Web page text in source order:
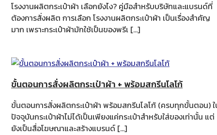
โรงงานผลิตกระเป๋าผ้า เลือกยังไง? คู่มือสำหรับบริษัทและแบรนด์ที่
ต้องการสั่งผลิต การเลือก โรงงานผลิตกระเป๋าผ้า เป็นเรื่องสำคัญ
มาก เพราะกระเป๋าผ้ามักใช้เป็นของพรีเ […]
ขั้นตอนการสั่งผลิตกระเป๋าผ้า + พร้อมสกรีนโลโก้
ขั้นตอนการสั่งผลิตกระเป๋าผ้า พร้อมสกรีนโลโก้ (ครบทุกขั้นตอน)
ปัจจุบันกระเป๋าผ้าไม่ได้เป็นเพียงแค่กระเป๋าสำหรับใส่ของเท่านั้น แต่
ยังเป็นสื่อโฆษณาและสร้างแบรนด์ […]